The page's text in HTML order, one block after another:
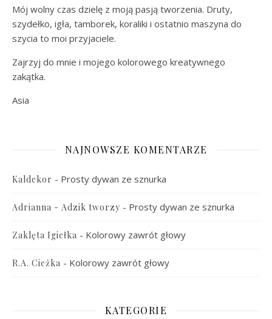
Mój wolny czas dzielę z moją pasją tworzenia. Druty,
szydełko, igła, tamborek, koraliki i ostatnio maszyna do
szycia to moi przyjaciele.
Zajrzyj do mnie i mojego kolorowego kreatywnego
zakątka.
Asia
NAJNOWSZE KOMENTARZE
Kaldekor - Prosty dywan ze sznurka
Adrianna - Adzik tworzy - Prosty dywan ze sznurka
Zaklęta Igiełka - Kolorowy zawrót głowy
R.A. Cieżka - Kolorowy zawrót głowy
KATEGORIE